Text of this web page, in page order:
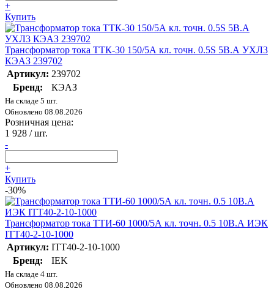
+
Купить
Трансформатор тока ТТК-30 150/5А кл. точн. 0.5S 5В.А УХЛ3
КЭАЗ 239702
Артикул: 239702
Бренд:
КЭАЗ
На складе 5 шт.
Обновлено 08.08.2026
Розничная цена:
1 928 / шт.
-
+
Купить
-30%
Трансформатор тока ТТИ-60 1000/5А кл. точн. 0.5 10В.А ИЭК
ITT40-2-10-1000
Артикул: ITT40-2-10-1000
Бренд:
IEK
На складе 4 шт.
Обновлено 08.08.2026